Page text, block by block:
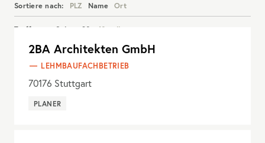
Sortiere nach: PLZ Name Ort
Treffer pro Seite: 20 40 alle
Details anzeigen
2BA Architekten GmbH
LEHMBAUFACHBETRIEB
70176 Stuttgart
PLANER